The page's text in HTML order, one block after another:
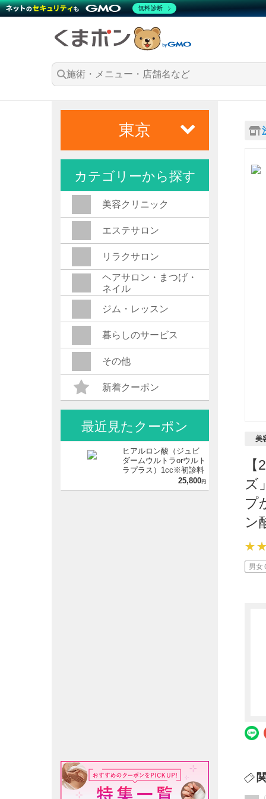
美
ズ
プ
ン
男女
東京
カテゴリーから探す
美容クリニック
エステサロン
リラクサロン
ヘアサロン・まつげ・
ネイル
ジム・レッスン
暮らしのサービス
その他
新着クーポン
最近見たクーポン
ヒアルロン酸（ジュビ
ダームウルトラorウルト
ラプラス）1cc※初診料
25,800円
無料診断